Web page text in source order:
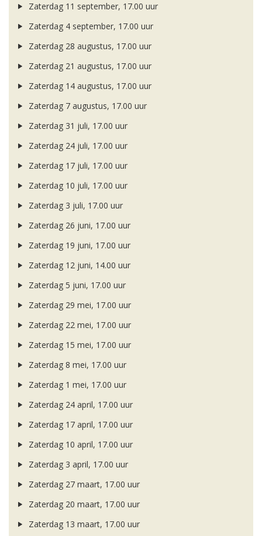
Zaterdag 11 september, 17.00 uur
Zaterdag 4 september, 17.00 uur
Zaterdag 28 augustus, 17.00 uur
Zaterdag 21 augustus, 17.00 uur
Zaterdag 14 augustus, 17.00 uur
Zaterdag 7 augustus, 17.00 uur
Zaterdag 31 juli, 17.00 uur
Zaterdag 24 juli, 17.00 uur
Zaterdag 17 juli, 17.00 uur
Zaterdag 10 juli, 17.00 uur
Zaterdag 3 juli, 17.00 uur
Zaterdag 26 juni, 17.00 uur
Zaterdag 19 juni, 17.00 uur
Zaterdag 12 juni, 14.00 uur
Zaterdag 5 juni, 17.00 uur
Zaterdag 29 mei, 17.00 uur
Zaterdag 22 mei, 17.00 uur
Zaterdag 15 mei, 17.00 uur
Zaterdag 8 mei, 17.00 uur
Zaterdag 1 mei, 17.00 uur
Zaterdag 24 april, 17.00 uur
Zaterdag 17 april, 17.00 uur
Zaterdag 10 april, 17.00 uur
Zaterdag 3 april, 17.00 uur
Zaterdag 27 maart, 17.00 uur
Zaterdag 20 maart, 17.00 uur
Zaterdag 13 maart, 17.00 uur